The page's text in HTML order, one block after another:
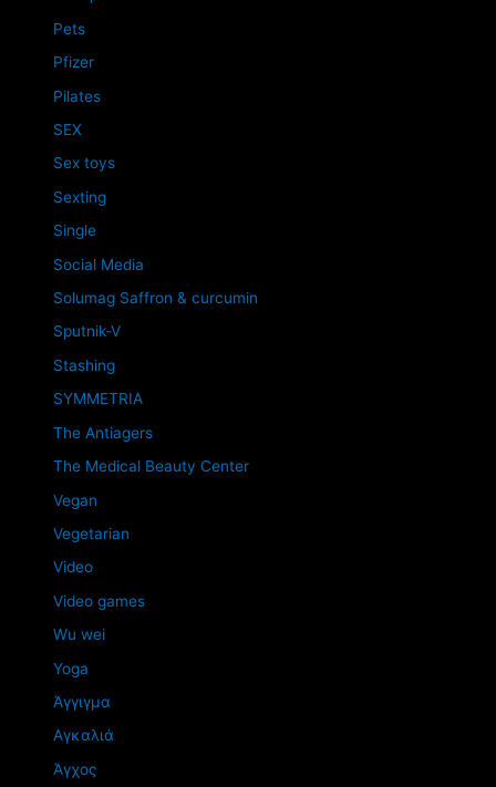
Pets
Pfizer
Pilates
SEX
Sex toys
Sexting
Single
Social Media
Solumag Saffron & curcumin
Sputnik-V
Stashing
SYMMETRIA
The Antiagers
The Medical Beauty Center
Vegan
Vegetarian
Video
Video games
Wu wei
Yoga
Άγγιγμα
Αγκαλιά
Άγχος